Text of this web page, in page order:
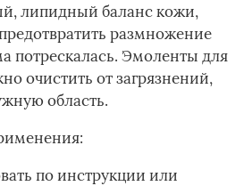
липидный баланс кожи,
размножение
потрескалась. Эмоленты для
очистить от загрязнений,
область.
по инструкции или